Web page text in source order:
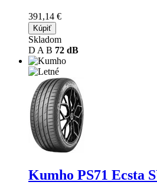
391,14 €
Kúpiť
Skladom
D A B 72 dB
Kumho PS71 Ecsta